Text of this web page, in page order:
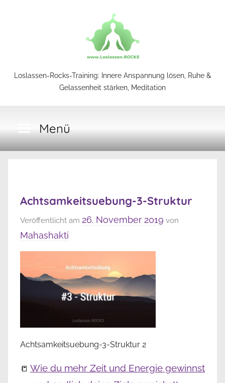
Loslassen-
Training
Loslassen-Rocks-Training: Innere Anspannung lösen, Ruhe &
Gelassenheit stärken, Meditation
Menü
Achtsamkeitsuebung-3-Struktur
Veröffentlicht am 26. November 2019 von
Mahashakti
Achtsamkeitsuebung-3-Struktur 2
📒 Wie du mehr Zeit und Energie gewinnst